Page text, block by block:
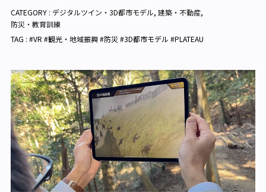
CATEGORY : デジタルツイン・3D都市モデル, 建築・不動産,
防災・教育訓練
TAG : #VR #観光・地域振興 #防災 #3D都市モデル #PLATEAU